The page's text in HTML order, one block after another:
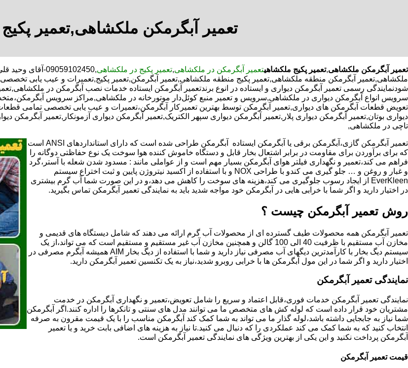
تعمیر آبگرمکن ملکشاهی,تعمیر
تعمیر آبگرمکن ملکشاهی,تعمیر پکیج ملکشاهیتعمیر آبگرمکن در ملکشاهی,تعمیر پکیج در ملکشاهی
,09059102450-
ملکشاهی,تعمیر آبگرمکن منطقه ملکشاهی,تعمیر پکیج منطقه ملکشاهی,تعمیر آبگرمکن,تعمیر پکیج,تعمیرات و عیب یابی
شودنمایندگی رسمی تعمیر آبگرمکن دیواری و ایستاده در انوع برندتعمیر آبگرمکن ایستاده خدمات نصب آبگرمکن در
سرویس انواع آبگرمکن دیواری در ملکشاهی,سرویس و تعمیر منبع کوئل‌دار موتورخانه در ملکشاهی,مراکز سرویس
تعویض قطعات آبگرمکن های دیواری,تعمیر آبگرمکن توسط بهترین تعمیرکار آبگرمکن،تعمیرات و عیب یابی تخصصی تمامی
دیواری بوتان,تعمیر آبگرمکن دیواری پلار,تعمیر آبگرمکن دیواری سپهر الکتریک,تعمیر آبگرمکن دیواری آزمونکار,تعمیر آبگرمکن
تاچی در ملکشاهی,
تعمیر آبگرمکن گازی،آبگرمکن برقی یا آبگرمکن ایستاده ​ آبگرمکن طراحی شده است که دارای استانداردهای ANSI است
که برای برآوردن برای مقاومت در برابر اشتعال بخار قابل و دستگاه خاموش کننده هوا سوخت یک نوع حفاظتی دوگانه را
فراهم می کند،تعمیر و نگهداری فیلتر هوای آبگرمکن بسیار مهم است و از عواملی مانند : مسدود شدن شعله با آستر،گرد
و غبار و روغن و … جلو گیری می کندو با طراحی NOX و با استفاده از اکسید نیتروژن پایین و ثبت اختراع سیستم
EverKleen از ایجاد رسوب جلوگیری می کند،هزینه های سوخت را کاهش می دهد،و در این صورت شما آب گرم بیشتری
در اختیار دارید و اگر شما با خرابی هایی در آبگرمکن خود مواجه شدید باید به نمایندگی تعمیر آبگرمکن تماس بگیرید.
روش تعمیر آبگرمکن چیست ؟
تعمیر آبگرمکن همه محصولات طیف گسترده ای از محصولات آب گرم ارائه می دهند که شامل دیستگاه های قدیمی و
مخازن آب مستقیم با ظرفیت 40 الی 100 گالن و همچنین مخازن آب غیر مستقیم و مستقیم است که می تواند،از یک
سیستم دیگ بخار با کارآمدترین دیگهای آب مصرفی نیاز دارید و شما با استفاده از دیگ بخار AIM همیشه آبگرم مصرفی در
اختیار دارید و اگر شما در این مول آبگرمکن ها با خرابی روبرو شدید،نیاز به یک تکنسین تعمیر آبگرمکن دارید.
نمایندگی تعمیر آبگرمکن
نمایندگی تعمیر آبگرمکن خدمات فوری،قابل اعتماد و سریع را شامل تعویض،تعمیر و نگهداری آبگرمکن در خدمت
مشتریان خود قرار داده است که لوله کش های متخصص ما می توانند مدل های سنتی و تانکرها را اداره کنند.اگر آبگرمکن
شما نیاز به جابجایی داشته باشد،لوله گذار ما می تواند به شما کمک کند آبگرمکن مناسب را با یک قیمت مقرون به صرفه
انتخاب کنید که به شما کمک می کند عملکردی را که دنبال می کنید.تا نیاز به هزینه های اضافی بابت خرید و یا تعمیر
آبگرمکن پرداخت نکنید و این یکی از بهترین ویژگی های نمایندگی تعمیر آبگرمکن است.
قیمت تعمیر آبگرمکن